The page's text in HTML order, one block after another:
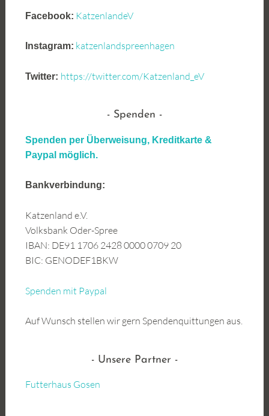
Facebook: KatzenlandeV
Instagram: katzenlandspreenhagen
Twitter: https://twitter.com/Katzenland_eV
Spenden
Spenden per Überweisung, Kreditkarte &
Paypal möglich.
Bankverbindung:
Katzenland e.V.
Volksbank Oder-Spree
IBAN: DE91 1706 2428 0000 0709 20
BIC: GENODEF1BKW
Spenden mit Paypal
Auf Wunsch stellen wir gern Spendenquittungen aus.
Unsere Partner
Futterhaus Gosen